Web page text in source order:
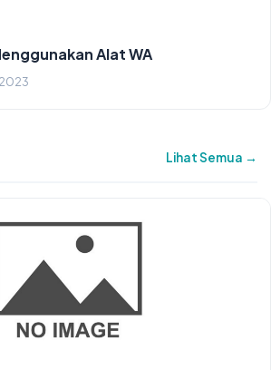
Alat WA
Lihat Semua →